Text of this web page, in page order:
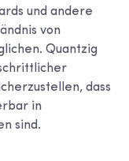
und andere
von
Quantzig
dass
in
sind.